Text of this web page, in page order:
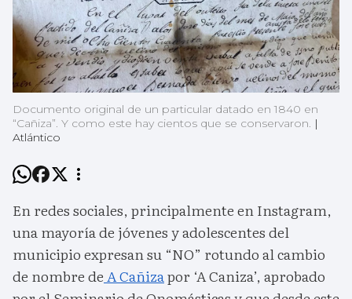
Documento original de un particular datado en 1840 en
“Cañiza”. Y como este hay cientos que se conservaron. |
Atlántico
En redes sociales, principalmente en Instagram,
una mayoría de jóvenes y adolescentes del
municipio expresan su “NO” rotundo al cambio
de nombre deA Cañizapor ‘A Caniza’, aprobado